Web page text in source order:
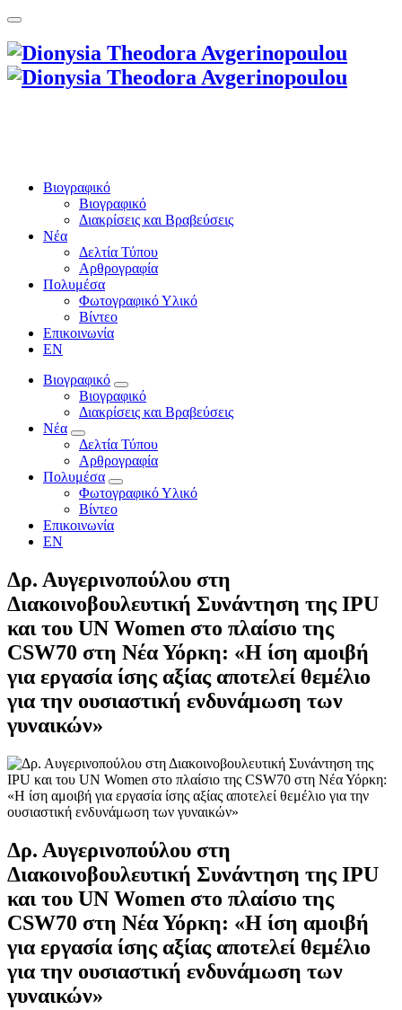
Βιογραφικό
Βιογραφικό
Διακρίσεις και Βραβεύσεις
Νέα
Δελτία Τύπου
Αρθρογραφία
Πολυμέσα
Φωτογραφικό Υλικό
Βίντεο
Επικοινωνία
EN
Βιογραφικό
Βιογραφικό
Διακρίσεις και Βραβεύσεις
Νέα
Δελτία Τύπου
Αρθρογραφία
Πολυμέσα
Φωτογραφικό Υλικό
Βίντεο
Επικοινωνία
EN
Δρ. Αυγερινοπούλου στη
Διακοινοβουλευτική Συνάντηση της IPU
και του UN Women στο πλαίσιο της
CSW70 στη Νέα Υόρκη: «Η ίση αμοιβή
για εργασία ίσης αξίας αποτελεί θεμέλιο
για την ουσιαστική ενδυνάμωση των
γυναικών»
Δρ. Αυγερινοπούλου στη
Διακοινοβουλευτική Συνάντηση της IPU
και του UN Women στο πλαίσιο της
CSW70 στη Νέα Υόρκη: «Η ίση αμοιβή
για εργασία ίσης αξίας αποτελεί θεμέλιο
για την ουσιαστική ενδυνάμωση των
γυναικών»